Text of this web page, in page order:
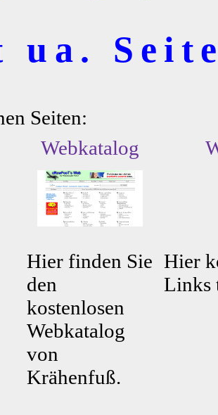
ua.
Seiten:
Webkatalog
Hier finden Sie
den
kostenlosen
Webkatalog
von
Krähenfuß.
Hier
Links